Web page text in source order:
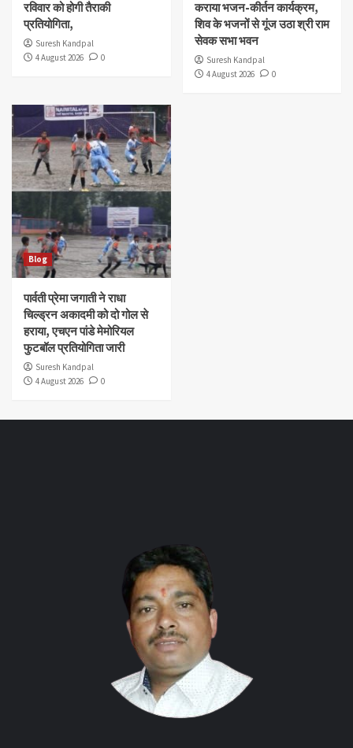
रविवार को होगी तैराकी
प्रतियोगिता,
Suresh Kandpal
4 August 2026
0
कराया भजन-कीर्तन कार्यक्रम,
शिव के भजनों से गूंज उठा श्री राम
सेवक सभा भवन
Suresh Kandpal
4 August 2026
0
Blog
पार्वती प्रेमा जगाती ने राधा
चिल्ड्रन अकादमी को दो गोल से
हराया, एचएन पांडे मेमोरियल
फुटबॉल प्रतियोगिता जारी
Suresh Kandpal
4 August 2026
0